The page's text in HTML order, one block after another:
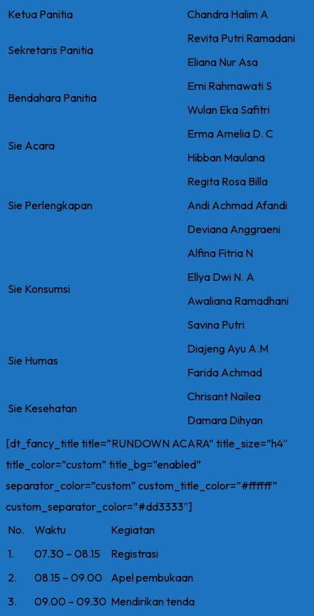
Ketua Panitia
Chandra Halim A
Sekretaris Panitia
Revita Putri Ramadani
Eliana Nur Asa
Bendahara Panitia
Erni Rahmawati S
Wulan Eka Safitri
Sie Acara
Erma Amelia D. C
Hibban Maulana
Sie Perlengkapan
Regita Rosa Billa
Andi Achmad Afandi
Deviana Anggraeni
Sie Konsumsi
Alfina Fitria N
Ellya Dwi N. A
Awaliana Ramadhani
Savina Putri
Sie Humas
Diajeng Ayu A.M
Farida Achmad
Sie Kesehatan
Chrisant Nailea
Damara Dihyan
[dt_fancy_title title=”RUNDOWN ACARA” title_size=”h4″
title_color=”custom” title_bg=”enabled”
separator_color=”custom” custom_title_color=”#ffffff”
custom_separator_color=”#dd3333″]
No.
Waktu
Kegiatan
1.
07.30 – 08.15
Registrasi
2.
08.15 – 09.00
Apel pembukaan
3.
09.00 – 09.30 Mendirikan tenda